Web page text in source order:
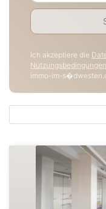
Ich akzeptiere die
Nutzungsbedingungen
immo-im-